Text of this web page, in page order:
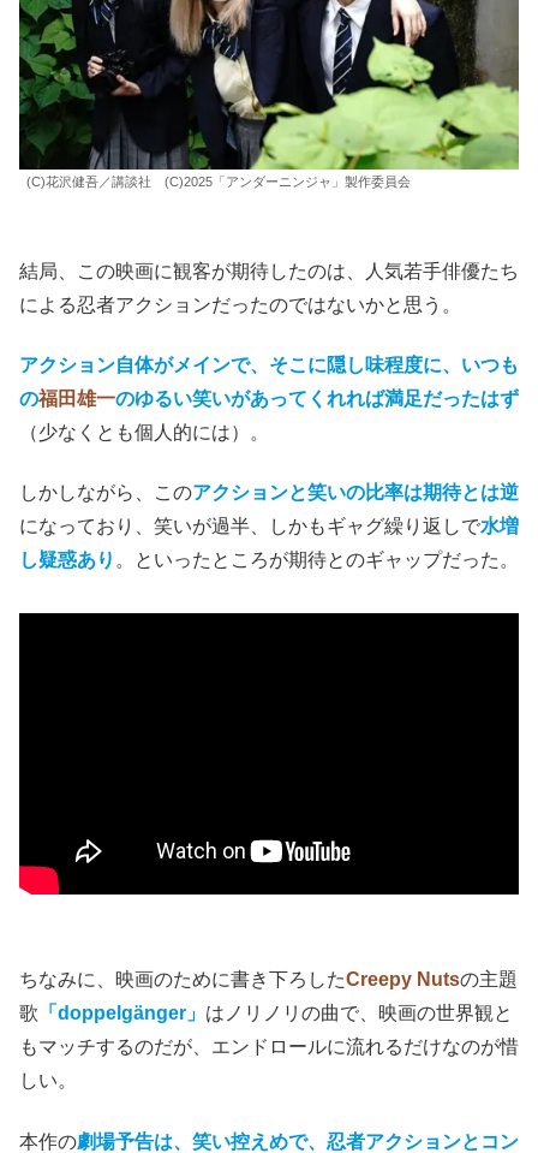
(C)花沢健吾／講談社 (C)2025「アンダーニンジャ」製作委員会
結局、この映画に観客が期待したのは、人気若手俳優たち
による忍者アクションだったのではないかと思う。
アクション自体がメインで、そこに隠し味程度に、いつも
の福田雄一のゆるい笑いがあってくれれば満足だったはず
（少なくとも個人的には）。
しかしながら、このアクションと笑いの比率は期待とは逆
になっており、笑いが過半、しかもギャグ繰り返しで水増
し疑惑あり 。といったところが期待とのギャップだった。
ちなみに、映画のために書き下ろしたCreepy Nutsの主題
歌 「doppelgänger」 はノリノリの曲で、映画の世界観と
もマッチするのだが、エンドロールに流れるだけなのが惜
しい。
本作の劇場予告は、笑い控えめで、忍者アクションとコン